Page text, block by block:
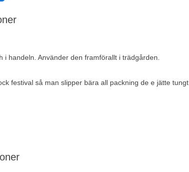
handeln. Använder den framförallt i trädgården.
festival så man slipper bära all packning de e jätte tungt